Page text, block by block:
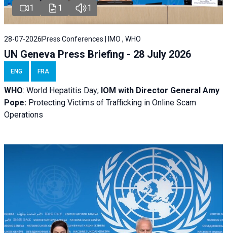
1 1 1
28-07-2026 Press Conferences | IMO , WHO
UN Geneva Press Briefing - 28 July 2026
ENG FRA
WHO: World Hepatitis Day; IOM with Director General Amy
Pope: Protecting Victims of Trafficking in Online Scam
Operations